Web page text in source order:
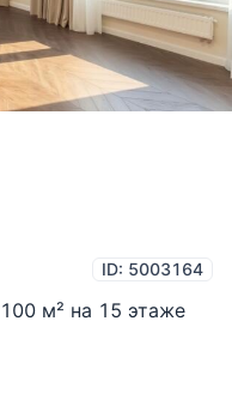
ID: 5003164
м² на 15 этаже